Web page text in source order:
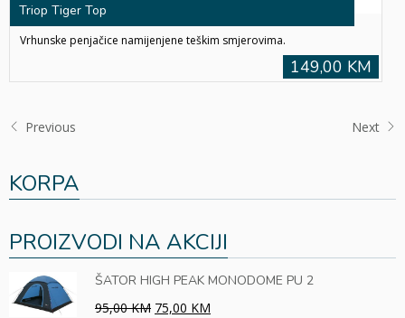
Triop Tiger Top
Vrhunske penjačice namijenjene teškim smjerovima.
149,00 KM
Previous Next
KORPA
PROIZVODI NA AKCIJI
ŠATOR HIGH PEAK MONODOME PU 2
95,00 KM 75,00 KM